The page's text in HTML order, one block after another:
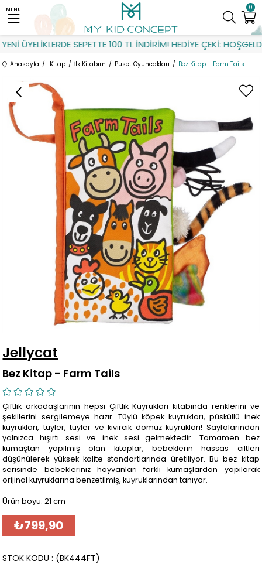
ÜYELİKLERDE SEPETTE 100 TL İNDİRİM! HEDİYE ÇEKİ: HOŞGELDİN
0
MENU
Anasayfa Kitap İlk Kitabım Puset Oyuncakları Bez Kitap - Farm Tails
Jellycat
Bez Kitap - Farm Tails
Çiftlik arkadaşlarının hepsi Çiftlik Kuyrukları kitabında renklerini ve
şekillerini sergilemeye hazır. Tüylü köpek kuyrukları, püsküllü inek
kuyrukları, tüyler, tüyler ve kıvırcık domuz kuyrukları! Sayfalarından
yalnızca hışırtı sesi ve inek sesi gelmektedir. Tamamen bez
kumaştan yapılmış olan kitaplar, bebeklerin hassas ciltleri
düşünülerek yüksek kalite standartlarında üretiliyor. Bu bez kitap
serisinde bebekleriniz hayvanları farklı kumaşlardan yapılarak
orijinal kuyruklarına benzetilmiş, kuyruklarından tanıyor.
Ürün boyu: 21 cm
₺799,90
(BK444FT)
STOK KODU